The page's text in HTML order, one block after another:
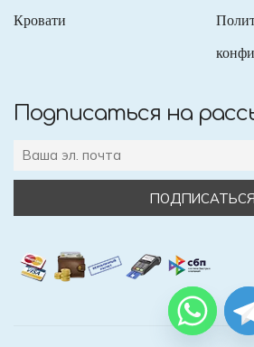
Кровати
Подписаться на